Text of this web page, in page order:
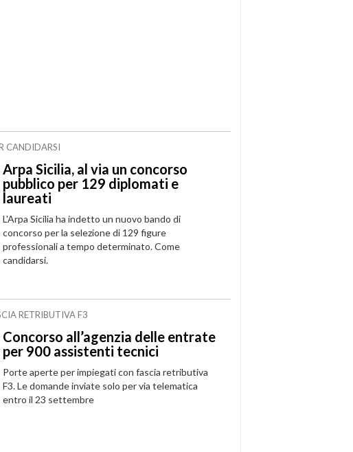
CANDIDARSI
Arpa Sicilia, al via un concorso
pubblico per 129 diplomati e
laureati
L'Arpa Sicilia ha indetto un nuovo bando di
concorso per la selezione di 129 figure
professionali a tempo determinato. Come
candidarsi.
RETRIBUTIVA F3
Concorso all’agenzia delle entrate
per 900 assistenti tecnici
Porte aperte per impiegati con fascia retributiva
F3. Le domande inviate solo per via telematica
entro il 23 settembre